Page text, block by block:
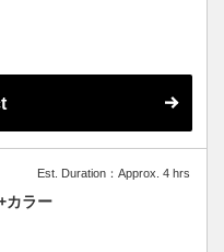
Est. Duration：Approx. 4 hrs
カラー